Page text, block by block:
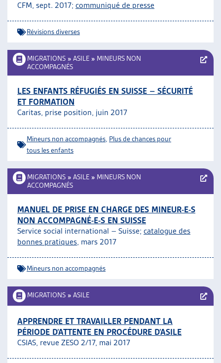
CFM, sept. 2017; communiqué de presse
Révisions diverses
MIGRATIONS » ASILE » MINEURS NON
ACCOMPAGNÉS
LES ENFANTS RÉFUGIÉS EN SUISSE – SÉCURITÉ
ET FORMATION
Caritas, prise position, juin 2017
Mineurs non accompagnés Plus de chances pour
tous les enfants
MIGRATIONS » ASILE » MINEURS NON
ACCOMPAGNÉS
MANUEL DE PRISE EN CHARGE DES MINEUR-E-S
NON ACCOMPAGNÉ-E-S EN SUISSE
Service social international – Suisse; catalogue des
bonnes pratiques, mars 2017
Mineurs non accompagnés
MIGRATIONS » ASILE
APPRENDRE ET TRAVAILLER PENDANT LA
PÉRIODE D’ATTENTE EN PROCÉDURE D’ASILE
CSIAS, revue ZESO 2/17, mai 2017